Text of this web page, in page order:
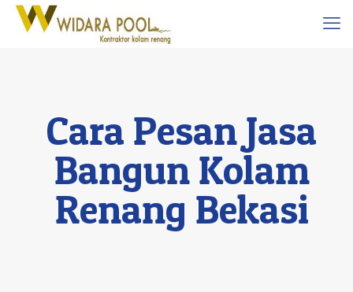
Cara Pesan Jasa
Bangun Kolam
Renang Bekasi